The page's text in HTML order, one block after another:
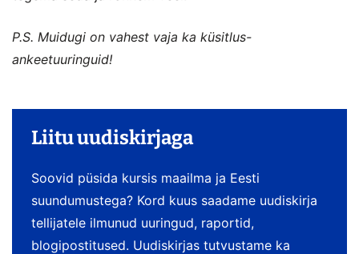
P.S. Muidugi on vahest vaja ka küsitlus-
ankeetuuringuid!
Liitu uudiskirjaga
Soovid püsida kursis maailma ja Eesti
suundumustega? Kord kuus saadame uudiskirja
tellijatele ilmunud uuringud, raportid,
blogipostitused. Uudiskirjas tutvustame ka